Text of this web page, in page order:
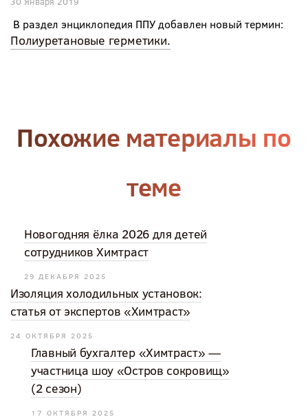
В раздел энциклопедия ППУ добавлен новый термин:
Полиуретановые герметики.
Похожие материалы по
теме
Новогодняя ёлка 2026 для детей
сотрудников Химтраст
29 ДЕКАБРЯ 2025
Изоляция холодильных установок:
статья от экспертов «Химтраст»
24 ОКТЯБРЯ 2025
Главный бухгалтер «Химтраст» —
участница шоу «Остров сокровищ»
(2 сезон)
17 ОКТЯБРЯ 2025